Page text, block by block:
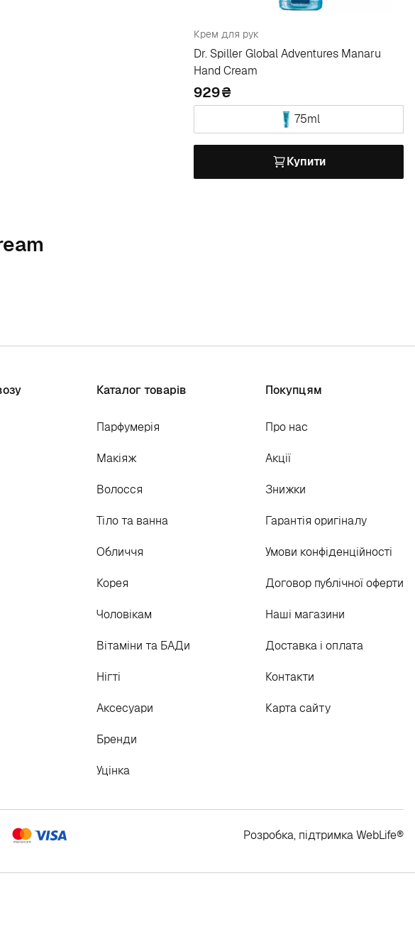
Крем для рук
Dr. Spiller Global Adventures Manaru
Hand Cream
929
75ml
Купити
Каталог товарів
Парфумерія
Макіяж
Волосся
Тіло та ванна
Обличчя
Корея
Чоловікам
Вітаміни та БАДи
Нігті
Аксесуари
Бренди
Уцінка
Покупцям
Про нас
Акції
Знижки
Гарантія оригіналу
Умови конфіденційності
Договор публічної оферти
Наші магазини
Доставка і оплата
Контакти
Карта сайту
Розробка, підтримкаWebLife®